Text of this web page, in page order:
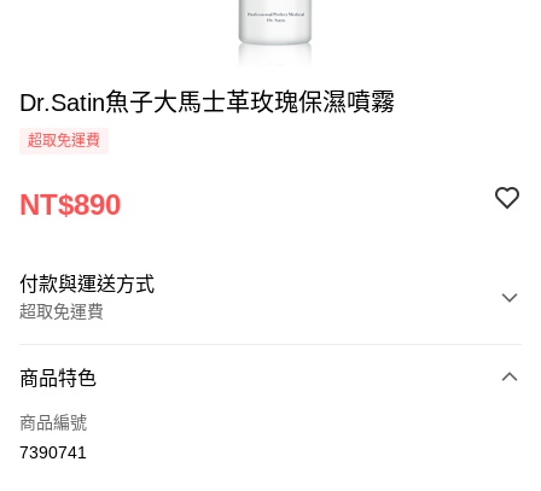
Dr.Satin魚子大馬士革玫瑰保濕噴霧
超取免運費
NT$890
付款與運送方式
超取免運費
信用卡一次付款
LINE Pay
商品特色
商品編號
7390741